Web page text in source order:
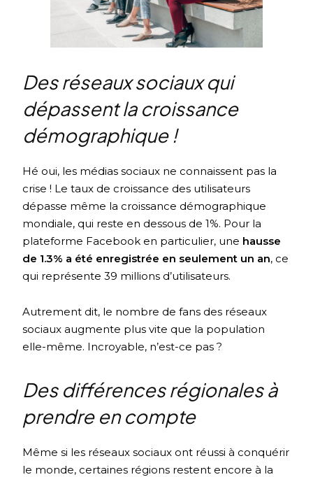
Des réseaux sociaux qui
dépassent la croissance
démographique !
Hé oui, les médias sociaux ne connaissent pas la
crise ! Le taux de croissance des utilisateurs
dépasse même la croissance démographique
mondiale, qui reste en dessous de 1%. Pour la
plateforme Facebook en particulier, une hausse
de 1.3% a été enregistrée en seulement un an, ce
qui représente 39 millions d’utilisateurs.
Autrement dit, le nombre de fans des réseaux
sociaux augmente plus vite que la population
elle-même. Incroyable, n’est-ce pas ?
Des différences régionales à
prendre en compte
Même si les réseaux sociaux ont réussi à conquérir
le monde, certaines régions restent encore à la